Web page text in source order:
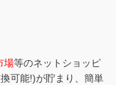
場等のネットショッピ
可能!)が貯まり、簡単